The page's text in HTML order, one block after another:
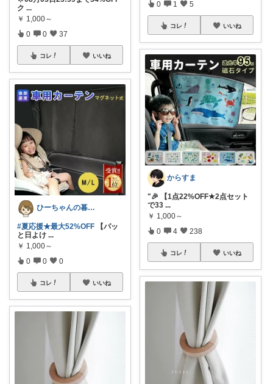
ク ...
￥ 1,000～
0 0 37
コレ いいね
ひーちゃんの暮らしと服ROOM🌷
#夏応援★最大52%OFF 【パッ
と日よけ ...
￥ 1,000～
0 0 0
コレ いいね
0 1 5
コレ いいね
からすま
"🎉 【1点22%OFF★2点セット
で33 ...
￥ 1,000～
0 4 238
コレ いいね